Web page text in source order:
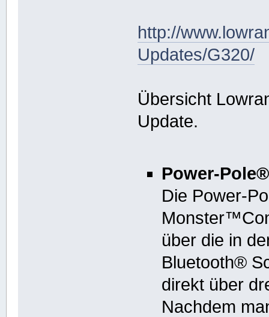
http://
Updates/G320/
Übersicht
Update.
Power-
Die Power-
über die in
Bluetooth®
direkt über
Nachdem